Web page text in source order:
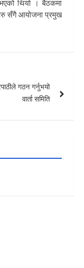
थियो । बैठकमा
सँगै आयोजना प्रमुख
गठन गर्नुभयो
वार्ता समिति